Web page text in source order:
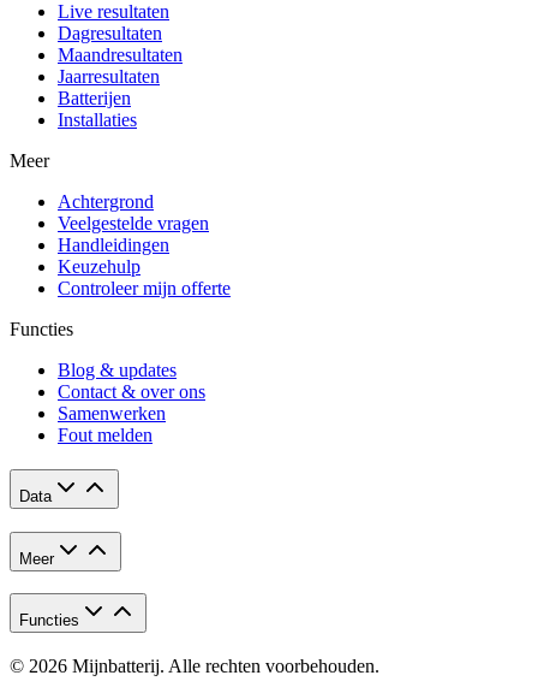
Live resultaten
Dagresultaten
Maandresultaten
Jaarresultaten
Batterijen
Installaties
Meer
Achtergrond
Veelgestelde vragen
Handleidingen
Keuzehulp
Controleer mijn offerte
Functies
Blog & updates
Contact & over ons
Samenwerken
Fout melden
Data
Meer
Functies
© 2026 Mijnbatterij. Alle rechten voorbehouden.